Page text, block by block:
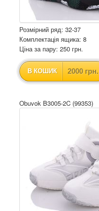
Розмірний ряд: 32-37
Комплектація ящика: 8
Ціна за пару: 250 грн.
В КОШИК 2000 грн.
Obuvok B3005-2C (99353)